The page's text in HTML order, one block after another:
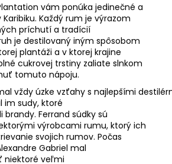
vám ponúka jedinečné a
Každý rum je výrazom
príchutí a tradícií
je destilovaný iným spôsobom
plantáži a v ktorej krajine
cukrovej trstiny zaliate slnkom
tomuto nápoju.
vždy úzke vzťahy s najlepšími
im sudy, ktoré
brandy. Ferrand súdky sú
výrobcami rumu, ktorý ich
svojich rumov. Počas
Gabriel mal
niektoré veľmi